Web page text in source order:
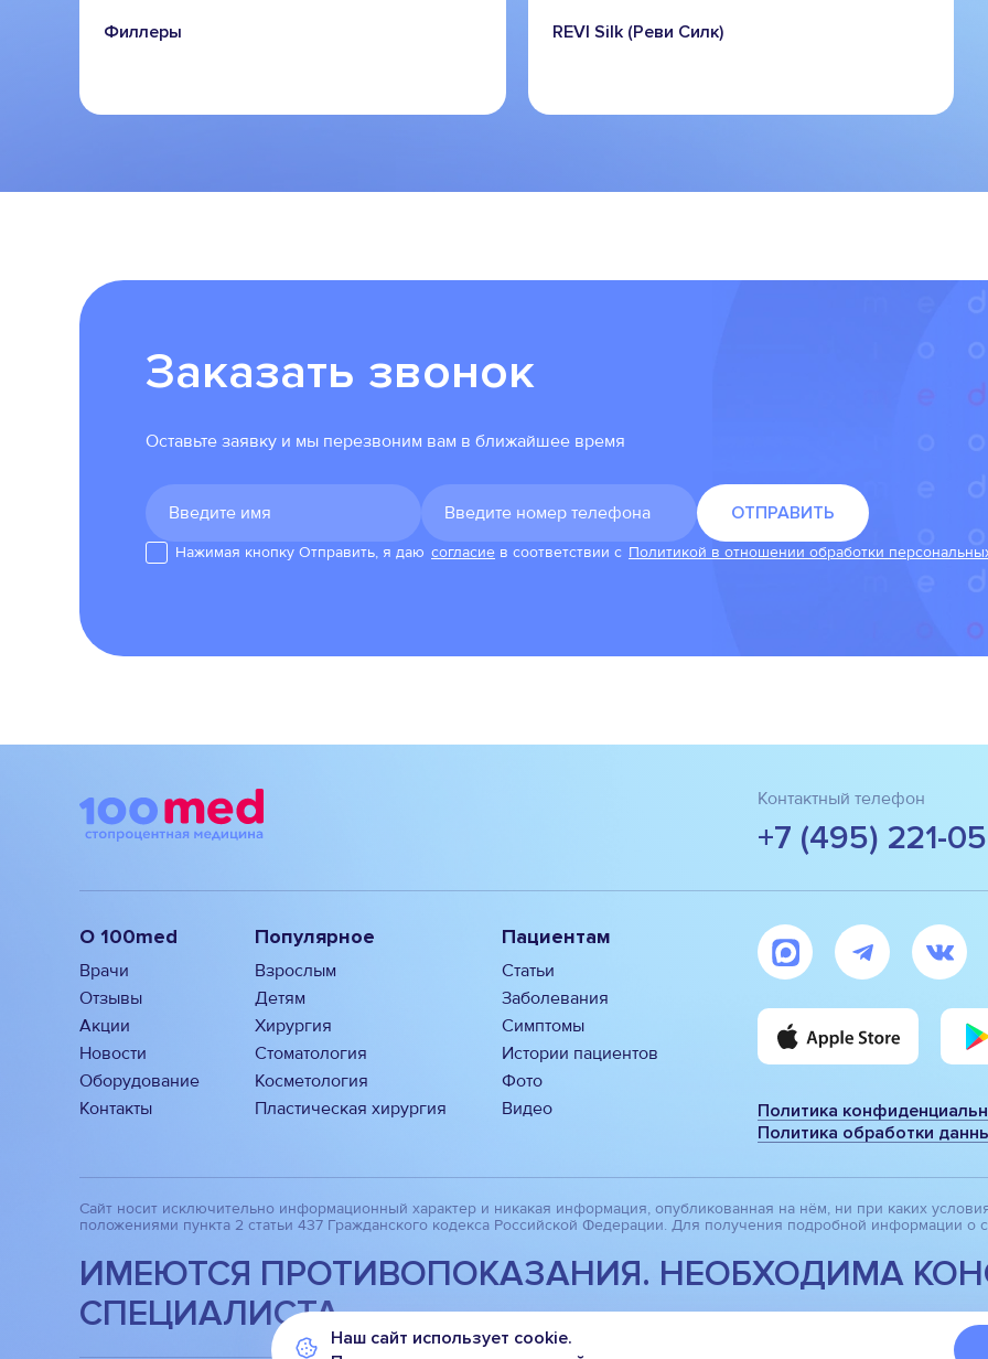
Филлеры REVI Silk (Реви Силк)
Заказать звонок
Оставьте заявку и мы перезвоним вам в ближайшее время
Нажимая кнопку Отправить, я даю согласие в соответствии с Политикой в отношении обработки
Контактный телефон
+7 (495) 221-
О 100med
Врачи
Отзывы
Акции
Новости
Оборудование
Контакты
Популярное
Взрослым
Детям
Хирургия
Стоматология
Косметология
Пластическая хирургия
Пациентам
Статьи
Заболевания
Симптомы
Истории пациентов
Фото
Видео
Политика
Политика обработки
Сайт носит исключительно информационный характер и никакая информация, опубликованная на нём, ни при каких
положениями пункта 2 статьи 437 Гражданского кодекса Российской Федерации. Для получения подробной информации о
ИМЕЮТСЯ ПРОТИВОПОКАЗАНИЯ. НЕОБХОДИМА
СПЕЦИАЛИСТА.
Наш сайт использует cookie.